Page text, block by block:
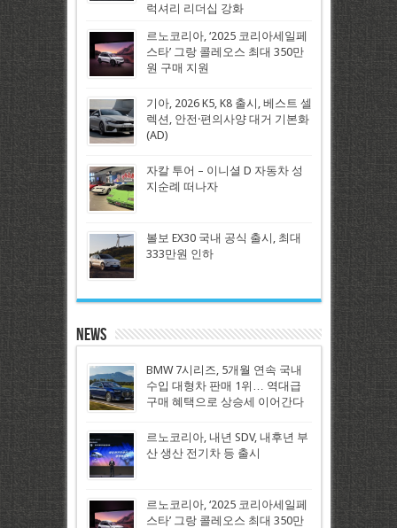
럭셔리 리더십 강화
르노코리아, ‘2025 코리아세일페
스타’ 그랑 콜레오스 최대 350만
원 구매 지원
기아, 2026 K5, K8 출시, 베스트 셀
렉션, 안전·편의사양 대거 기본화
(AD)
자칼 투어 – 이니셜 D 자동차 성
지순례 떠나자
볼보 EX30 국내 공식 출시, 최대
333만원 인하
News
BMW 7시리즈, 5개월 연속 국내
수입 대형차 판매 1위… 역대급
구매 혜택으로 상승세 이어간다
르노코리아, 내년 SDV, 내후년 부
산 생산 전기차 등 출시
르노코리아, ‘2025 코리아세일페
스타’ 그랑 콜레오스 최대 350만